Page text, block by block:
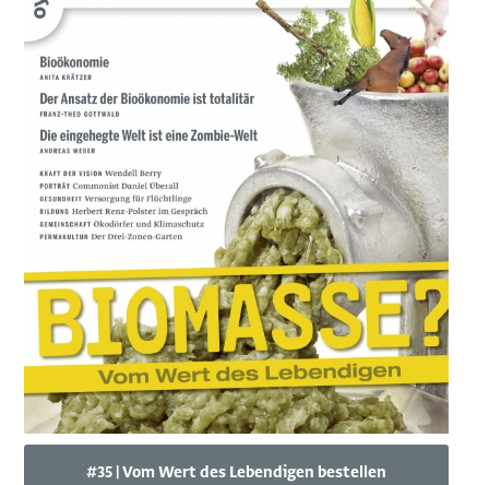
#35 | Vom Wert des Lebendigen bestellen